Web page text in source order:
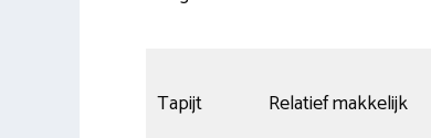
Tapijt Relatief makkelijk